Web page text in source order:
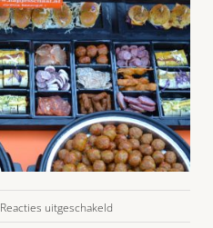
Reacties uitgeschakeld
nieuwe